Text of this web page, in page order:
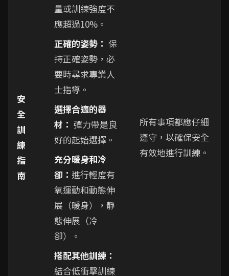
安
全
訓
練
指
南
量或訓練強度不
應超過10%。
正確的姿勢： 保
持正確姿勢，必
要時尋求專業人
士指導。
選擇合適的器
材： 彈力帶是良
好的起始選擇。
充分暖身和冷
卻： 進行輕度有
氧運動和動態伸
展（暖身），靜
態伸展（冷
卻）。
搭配其他訓練：
結合低衝擊訓練
所有事項都應仔細
遵守，以確保安全
有效地進行訓練。